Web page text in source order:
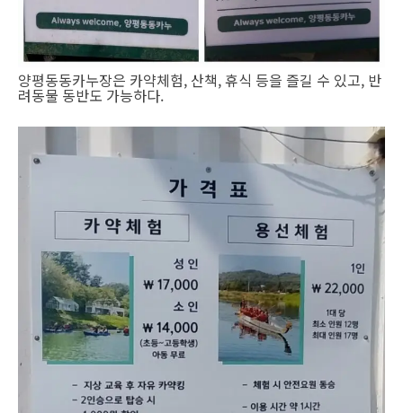
양평동동카누장은 카약체험, 산책, 휴식 등을 즐길 수 있고, 반
려동물 동반도 가능하다.